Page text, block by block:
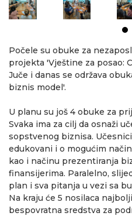
Počele su obuke za
projekta 'Vještine za posao:
Juče i danas se održava
biznis model'.
U planu su još 4 obuke za
Svaka ima za cilj da osnaži
sopstvenog biznisa.
edukovani i o mogućim
kao i načinu prezentiranja
finansijerima. Paralelno,
plan i sva pitanja u vezi sa
Na kraju će 5 nosilaca
bespovratna sredstva za